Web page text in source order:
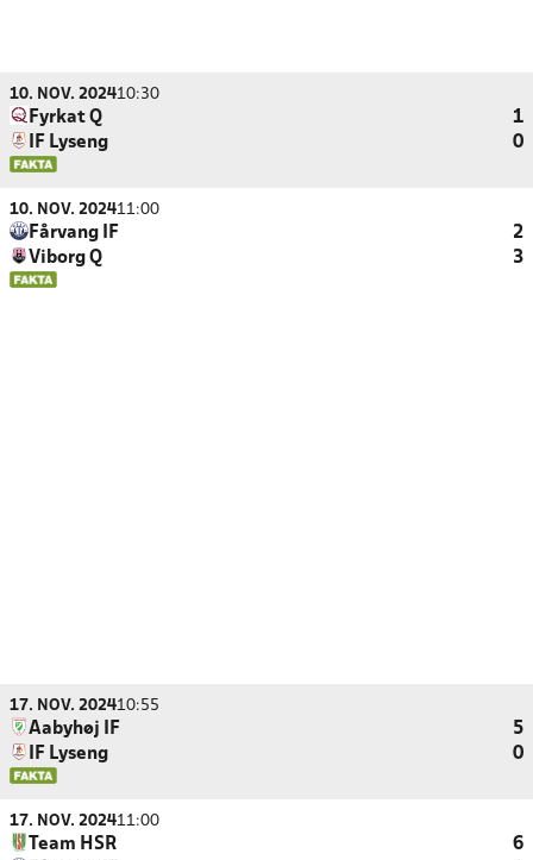
10. NOV. 202410:30
Fyrkat Q
1
IF Lyseng
0
10. NOV. 202411:00
Fårvang IF
2
Viborg Q
3
17. NOV. 202410:55
Aabyhøj IF
5
IF Lyseng
0
17. NOV. 202411:00
Team HSR
6